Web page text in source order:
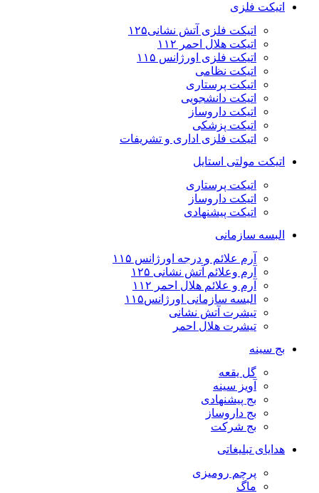
اتیکت فلزی
اتیکت فلزی آتش نشانی۱۲۵
اتیکت هلال احمر ۱۱۲
اتیکت فلزی اورژانس ۱۱۵
اتیکت نظامی
اتیکت پرستاری
اتیکت دانشجویی
اتیکت داروساز
اتیکت پزشکی
اتیکت فلزی اداری و تشریفات
اتیکت مولتی استایل
اتیکت پرستاری
اتیکت داروساز
اتیکت پیشنهادی
البسه سازمانی
آرم علائم و درجه اورژانس ۱۱۵
آرم وعلائم آتش نشانی ۱۲۵
آرم و علائم هلال احمر ۱۱۲
البسه سازمانی اورژانس۱۱۵
تیشرت آتش نشانی
تیشرت هلال احمر
بج سینه
گل یقعه
آویز سینه
بج پیشنهادی
بج داروساز
بج شرکت
هدایای تبلیغاتی
پرچم رومیزی
ماگ